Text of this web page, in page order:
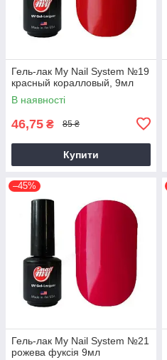
Гель-лак My Nail System №19
красный коралловый, 9мл
В наявності
46,75 ₴ 85 ₴
Купити
–45%
Гель-лак My Nail System №21
рожева фуксія 9мл